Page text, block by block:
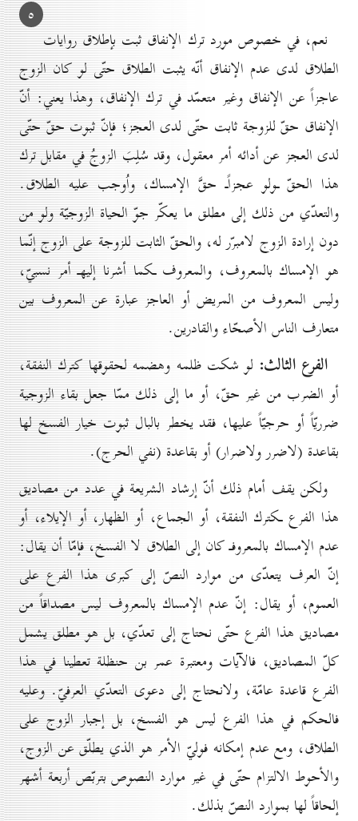
٥
نعم، في خصوص مورد ترك الإنفاق ثبت بإطلاق روايات
الطلاق لدى عدم الإنفاق أنّه يثبت الطلاق حتّى لو كان الزوج
عاجزاً عن الإنفاق وغير متعمّد في ترك الإنفاق، وهذا يعني: أنّ
الإنفاق حقّ للزوجة ثابت حتّى لدى العجز؛ فإنّ ثبوت حقّ حتّى
لدى العجز عن أدائه أمر معقول، وقد سُلِبَ الزوجُ في مقابل ترك
هذا الحقّ ـولو عجزاًـ حقَّ الإمساك، واُوجب عليه الطلاق.
والتعدّي من ذلك إلى مطلق ما يعكّر جوّ الحياة الزوجيّة ولو من
دون إرادة الزوج لامبرّر له، والحقّ الثابت للزوجة على الزوج إنّما
هو الإمساك بالمعروف، والمعروف ـكما أشرنا إليهـ أمر نسبيّ،
وليس المعروف من المريض أو العاجز عبارة عن المعروف بين
متعارف الناس الأصحّاء والقادرين.
الفرع الثالث: لو شكت ظلمه وهضمه لحقوقها كترك النفقة،
أو الضرب من غير حقّ، أو ما إلى ذلك ممّا جعل بقاء الزوجية
ضرريّاً أو حرجيّاً عليها، فقد يخطر بالبال ثبوت خيار الفسخ لها
بقاعدة (لاضرر ولاضرار) أو بقاعدة (نفي الحرج).
ولكن يقف أمام ذلك أنّ إرشاد الشريعة في عدد من مصاديق
هذا الفرع ـكترك النفقة، أو الجماع، أو الظهار، أو الإيلاء، أو
عدم الإمساك بالمعروفـ كان إلى الطلاق لا الفسخ، فإمّا أن يقال:
إنّ العرف يتعدّى من موارد النصّ إلى كبرى هذا الفرع على
العموم، أو يقال: إنّ عدم الإمساك بالمعروف ليس مصداقاً من
مصاديق هذا الفرع حتّى نحتاج إلى تعدّي، بل هو مطلق يشمل
كلّ المصاديق، فالآيات ومعتبرة عمر بن حنظلة تعطينا في هذا
الفرع قاعدة عامّة، ولانحتاج إلى دعوى التعدّي العرفيّ. وعليه
فالحكم في هذا الفرع ليس هو الفسخ، بل إجبار الزوج على
الطلاق، ومع عدم إمكانه فوليّ الأمر هو الذي يطلّق عن الزوج،
والأحوط الالتزام حتّى في غير موارد النصوص بتربّص أربعة أشهر
إلحاقاً لها بموارد النصّ بذلك.